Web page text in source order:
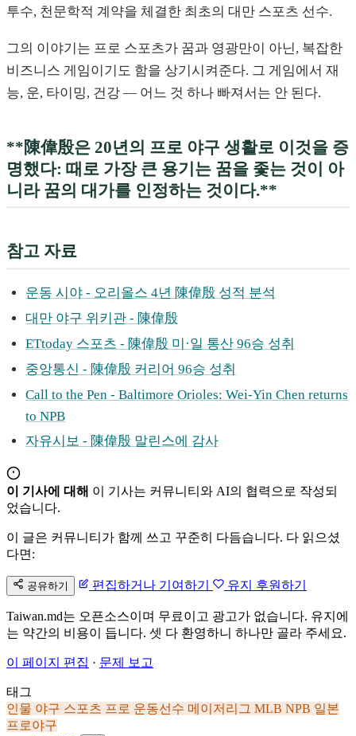
투수, 천문학적 계약을 체결한 최초의 대만 스포츠 선수.
그의 이야기는 프로 스포츠가 꿈과 영광만이 아닌, 복잡한
비즈니스 게임이기도 함을 상기시켜준다. 그 게임에서 재
능, 운, 타이밍, 건강 — 어느 것 하나 빠져서는 안 된다.
**陳偉殷은 20년의 프로 야구 생활로 이것을 증
명했다: 때로 가장 큰 용기는 꿈을 좇는 것이 아
니라 꿈의 대가를 인정하는 것이다.**
참고 자료
운동 시야 - 오리올스 4년 陳偉殷 성적 분석
대만 야구 위키관 - 陳偉殷
ETtoday 스포츠 - 陳偉殷 미·일 통산 96승 성취
중앙통신 - 陳偉殷 커리어 96승 성취
Call to the Pen - Baltimore Orioles: Wei-Yin Chen returns
to NPB
자유시보 - 陳偉殷 말린스에 감사
이 기사에 대해 이 기사는 커뮤니티와 AI의 협력으로 작성되
었습니다.
이 글은 커뮤니티가 함께 쓰고 꾸준히 다듬습니다. 다 읽으셨
다면:
공유하기 편집하거나 기여하기 유지 후원하기
Taiwan.md는 오픈소스이며 무료이고 광고가 없습니다. 유지에
는 약간의 비용이 듭니다. 셋 다 환영하니 하나만 골라 주세요.
이 페이지 편집 · 문제 보고
태그
인물 야구 스포츠 프로 운동선수 메이저리그 MLB NPB 일본
프로야구